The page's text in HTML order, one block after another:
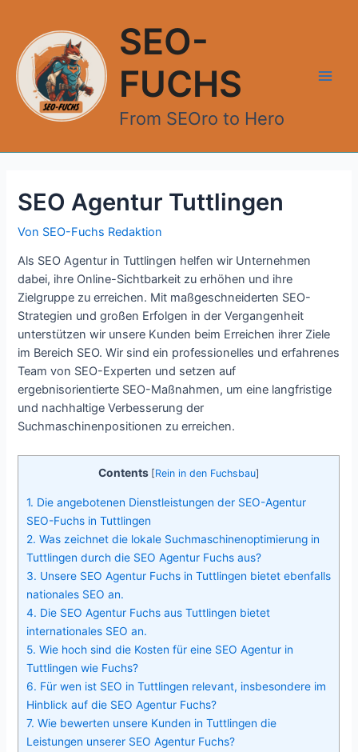
springen
SEO-
FUCHS
From SEOro to Hero
SEO Agentur Tuttlingen
Von SEO-Fuchs Redaktion
Als SEO Agentur in Tuttlingen helfen wir Unternehmen
dabei, ihre Online-Sichtbarkeit zu erhöhen und ihre
Zielgruppe zu erreichen. Mit maßgeschneiderten SEO-
Strategien und großen Erfolgen in der Vergangenheit
unterstützen wir unsere Kunden beim Erreichen ihrer Ziele
im Bereich SEO. Wir sind ein professionelles und erfahrenes
Team von SEO-Experten und setzen auf
ergebnisorientierte SEO-Maßnahmen, um eine langfristige
und nachhaltige Verbesserung der
Suchmaschinenpositionen zu erreichen.
Contents [Rein in den Fuchsbau]
1. Die angebotenen Dienstleistungen der SEO-Agentur
SEO-Fuchs in Tuttlingen
2. Was zeichnet die lokale Suchmaschinenoptimierung in
Tuttlingen durch die SEO Agentur Fuchs aus?
3. Unsere SEO Agentur Fuchs in Tuttlingen bietet ebenfalls
nationales SEO an.
4. Die SEO Agentur Fuchs aus Tuttlingen bietet
internationales SEO an.
5. Wie hoch sind die Kosten für eine SEO Agentur in
Tuttlingen wie Fuchs?
6. Für wen ist SEO in Tuttlingen relevant, insbesondere im
Hinblick auf die SEO Agentur Fuchs?
7. Wie bewerten unsere Kunden in Tuttlingen die
Leistungen unserer SEO Agentur Fuchs?